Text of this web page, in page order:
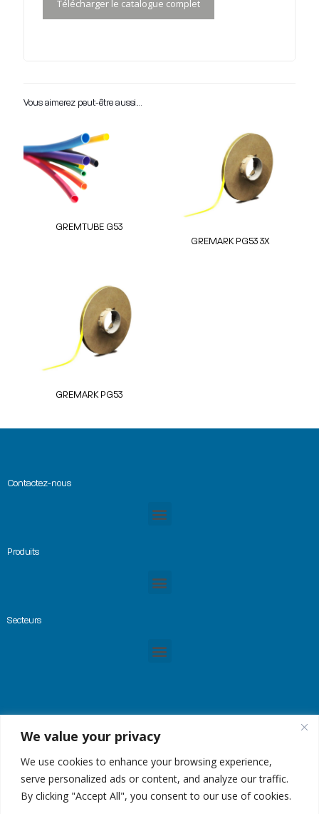
We value your privacy
We use cookies to enhance your browsing experience,
serve personalized ads or content, and analyze our traffic.
By clicking "Accept All", you consent to our use of cookies.
Télécharger le catalogue complet
Vous aimerez peut-être aussi…
GREMTUBE G53
GREMARK PG53 3X
GREMARK PG53
Contactez-nous
Produits
Secteurs
© Copyright 2023 -GREMTEK, Tous droits réservés |
| Site